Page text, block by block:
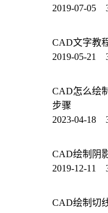
2019-07-05
CAD文字教
2019-05-21
CAD怎么绘
步骤
2023-04-18
CAD绘制阴
2019-12-11
CAD绘制切